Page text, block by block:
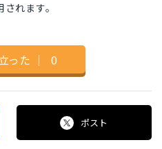
れます。
った ｜ 0
ポスト